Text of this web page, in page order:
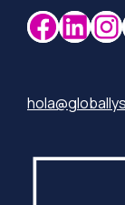
Facebook
LinkedIn